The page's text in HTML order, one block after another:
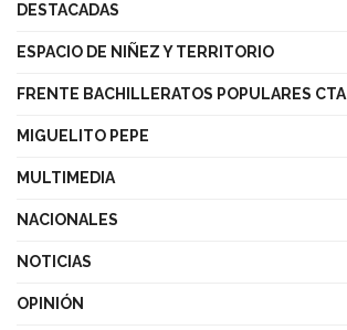
DESTACADAS
ESPACIO DE NIÑEZ Y TERRITORIO
FRENTE BACHILLERATOS POPULARES CTA
MIGUELITO PEPE
MULTIMEDIA
NACIONALES
NOTICIAS
OPINIÓN